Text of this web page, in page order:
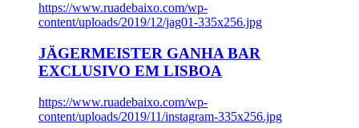
https://www.ruadebaixo.com/wp-
content/uploads/2019/12/jag01-335x256.jpg
JÄGERMEISTER GANHA BAR
EXCLUSIVO EM LISBOA
https://www.ruadebaixo.com/wp-
content/uploads/2019/11/instagram-335x256.jpg